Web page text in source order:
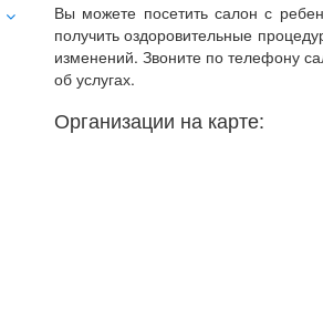
Вы можете посетить салон с
получить оздоровительные
изменений. Звоните по телефону
об услугах.
Организации на карте: